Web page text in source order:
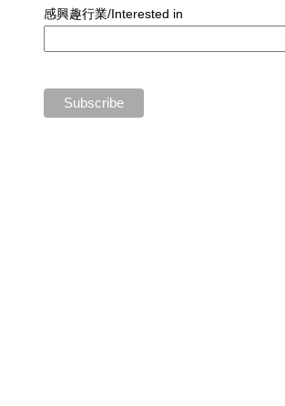
感興趣行業/Interested in